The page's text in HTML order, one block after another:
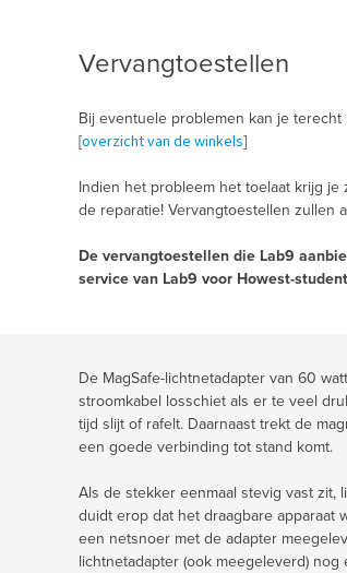
Vervangtoestellen
Bij eventuele problemen kan je
[overzicht van de winkels]
Indien het probleem het toelaat krijg je
de reparatie! Vervangtoestellen zullen
De vervangtoestellen die Lab9
service van Lab9 voor Howest-
De MagSafe-lichtnetadapter van 60
stroomkabel losschiet als er te veel
tijd slijt of rafelt. Daarnaast trekt de
een goede verbinding tot stand komt.
Als de stekker eenmaal stevig vast zit,
duidt erop dat het draagbare apparaat
een netsnoer met de adapter
lichtnetadapter (ook meegeleverd)